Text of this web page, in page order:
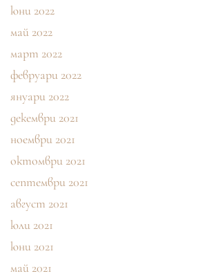
юни 2022
май 2022
март 2022
февруари 2022
януари 2022
декември 2021
ноември 2021
октомври 2021
септември 2021
август 2021
юли 2021
юни 2021
май 2021